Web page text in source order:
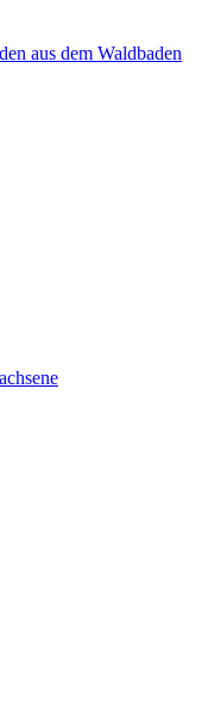
aus dem Waldbaden